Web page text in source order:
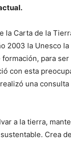
la Carta de la
2003 la Unesco
para
con esta
una
a la tierra,
Crea